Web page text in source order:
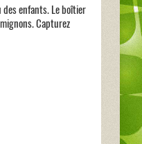
enfants. Le boîtier
Capturez